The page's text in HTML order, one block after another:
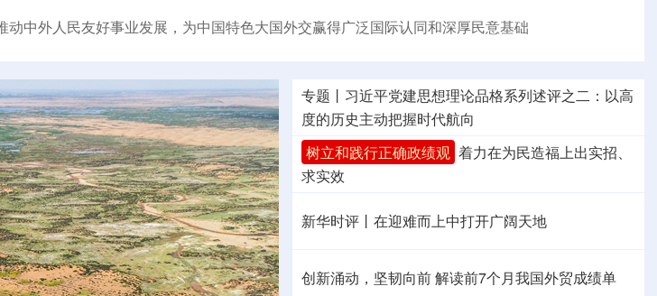
中外人民友好事业发展，为中国特色大国外交赢得广泛国际认同和深厚民意基础
专题丨 习近平党建思想理论品格系列述评之二：以高
度的历史主动把握时代航向
树立和践行正确政绩观 着力在为民造福上出实招、
求实效
新华时评丨在迎难而上中打开广阔天地
创新涌动，坚韧向前 解读前7个月我国外贸成绩单